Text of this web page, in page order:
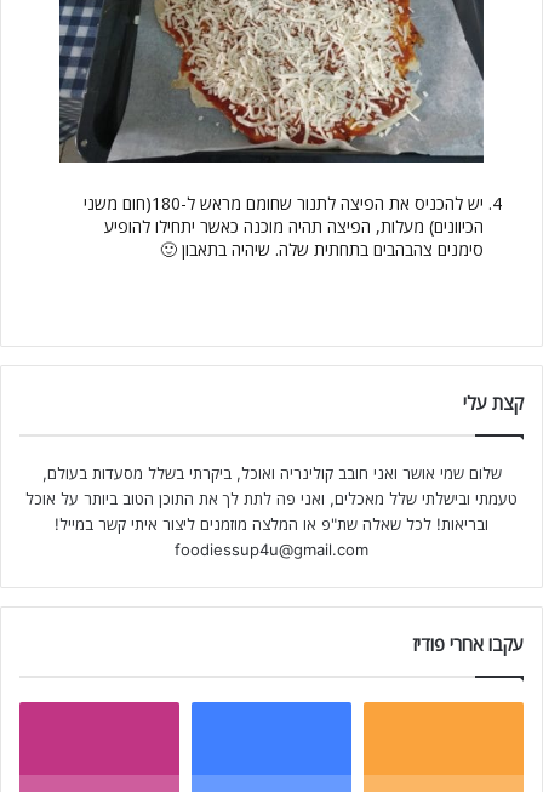
יש להכניס את הפיצה לתנור שחומם מראש ל-180(חום משני
הכיוונים) מעלות, הפיצה תהיה מוכנה כאשר יתחילו להופיע
סימנים צהבהבים בתחתית שלה. שיהיה בתאבון 🙂
קצת עלי
שלום שמי אושר ואני חובב קולינריה ואוכל, ביקרתי בשלל מסעדות בעולם,
טעמתי ובישלתי שלל מאכלים, ואני פה לתת לך את התוכן הטוב ביותר על אוכל
ובריאות! לכל שאלה שת"פ או המלצה מוזמנים ליצור איתי קשר במייל!
foodiessup4u@gmail.com
עקבו אחרי פודיז